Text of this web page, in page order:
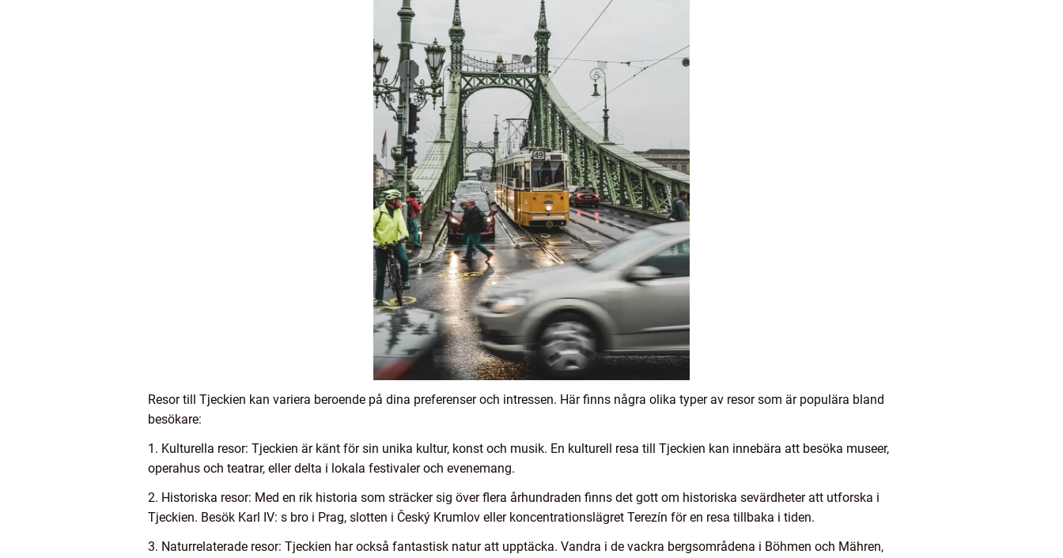
Resor till Tjeckien kan variera beroende på dina preferenser och intressen. Här finns några olika typer av resor som är populära bland
besökare:
1. Kulturella resor: Tjeckien är känt för sin unika kultur, konst och musik. En kulturell resa till Tjeckien kan innebära att besöka museer,
operahus och teatrar, eller delta i lokala festivaler och evenemang.
2. Historiska resor: Med en rik historia som sträcker sig över flera århundraden finns det gott om historiska sevärdheter att utforska i
Tjeckien. Besök Karl IV: s bro i Prag, slotten i Český Krumlov eller koncentrationslägret Terezín för en resa tillbaka i tiden.
3. Naturrelaterade resor: Tjeckien har också fantastisk natur att upptäcka. Vandra i de vackra bergsområdena i Böhmen och Mähren,